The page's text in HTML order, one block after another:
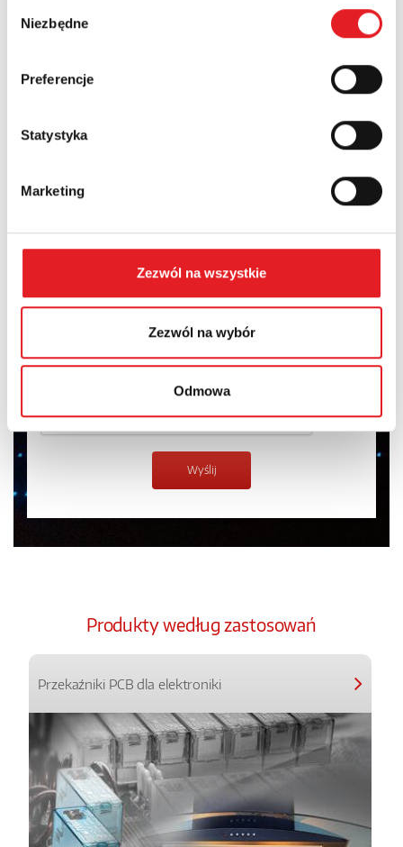
zgody
Niezbędne
Preferencje
Statystyka
Marketing
Zezwól na wszystkie
Zezwól na wybór
Odmowa
Treść: *
Wyrażam zgodę na przetwarzanie moich danych
osobowych przez Relpol S.A. Więcej informacji na temat
przetwarzania danych osobowych wPolityce prywatności.*
Zapoznałem z treściąPolityki Prywatności
Produkty według zastosowań
Przekaźniki PCB dla elektroniki